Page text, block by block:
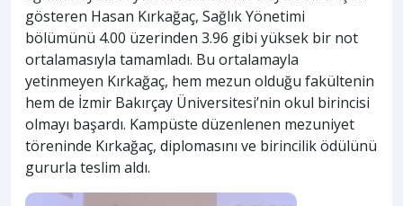
gösteren Hasan Kırkağaç, Sağlık Yönetimi
bölümünü 4.00 üzerinden 3.96 gibi yüksek bir not
ortalamasıyla tamamladı. Bu ortalamayla
yetinmeyen Kırkağaç, hem mezun olduğu fakültenin
hem de İzmir Bakırçay Üniversitesi’nin okul birincisi
olmayı başardı. Kampüste düzenlenen mezuniyet
töreninde Kırkağaç, diplomasını ve birincilik ödülünü
gururla teslim aldı.